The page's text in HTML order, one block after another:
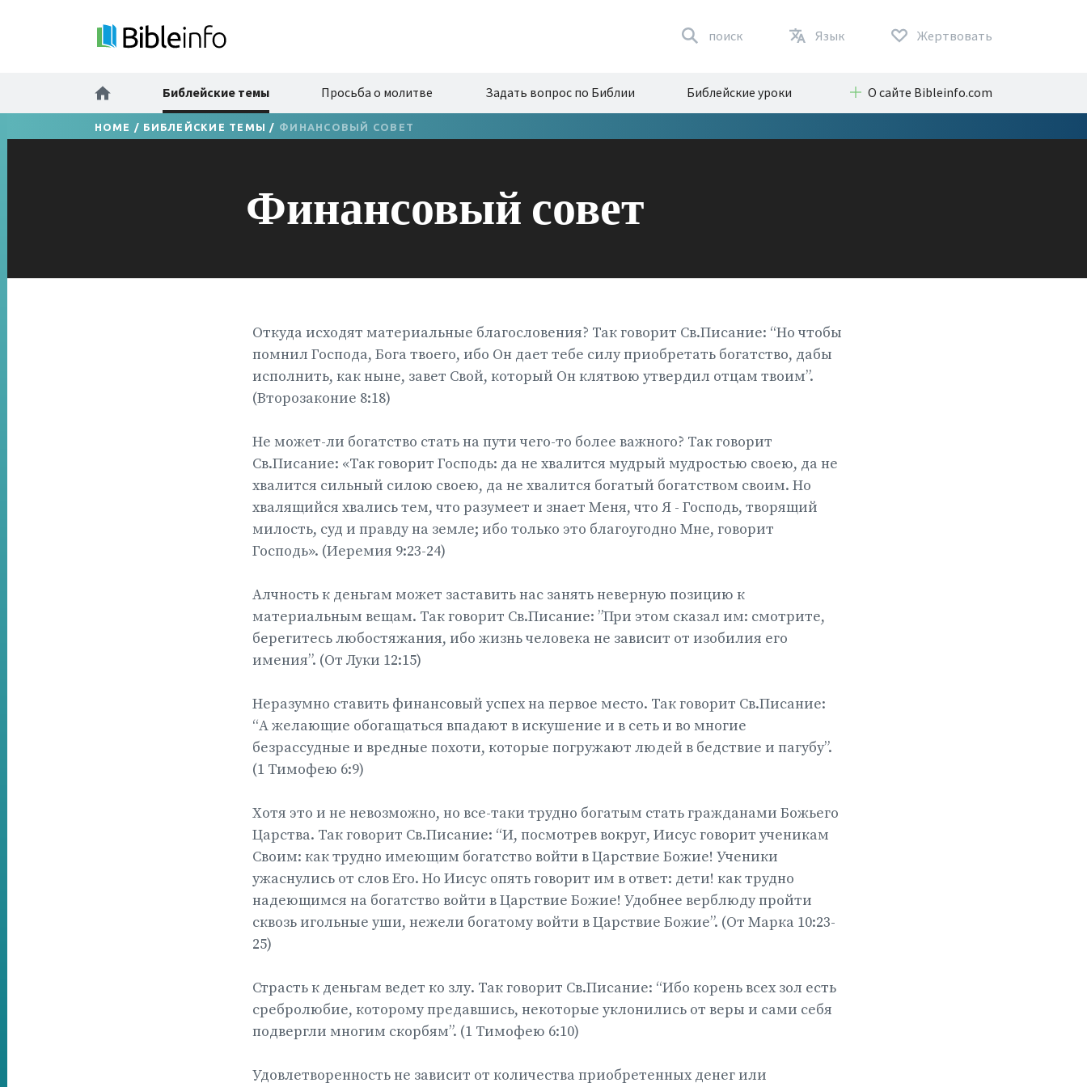
поиск Язык Жертвовать
Библейские темы Просьба о молитве Задать вопрос по Библии Библейские уроки О сайте Bibleinfo.com
HOME / БИБЛЕЙСКИЕ ТЕМЫ / ФИНАНСОВЫЙ СОВЕТ
Финансовый совет
Откуда исходят материальные благословения? Так говорит Св.Писание: “Но чтобы
помнил Господа, Бога твоего, ибо Он дает тебе силу приобретать богатство, дабы
исполнить, как ныне, завет Свой, который Он клятвою утвердил отцам твоим”.
(Второзаконие 8:18)
Не может-ли богатство стать на пути чего-то более важного? Так говорит
Св.Писание: «Так говорит Господь: да не хвалится мудрый мудростью своею, да не
хвалится сильный силою своею, да не хвалится богатый богатством своим. Но
хвалящийся хвались тем, что разумеет и знает Меня, что Я - Господь, творящий
милость, суд и правду на земле; ибо только это благоугодно Мне, говорит
Господь». (Иеремия 9:23-24)
Алчность к деньгам может заставить нас занять неверную позицию к
материальным вещам. Так говорит Св.Писание: ”При этом сказал им: смотрите,
берегитесь любостяжания, ибо жизнь человека не зависит от изобилия его
имения”. (От Луки 12:15)
Неразумно ставить финансовый успех на первое место. Так говорит Св.Писание:
“А желающие обогащаться впадают в искушение и в сеть и во многие
безрассудные и вредные похоти, которые погружают людей в бедствие и пагубу”.
(1 Тимофею 6:9)
Хотя это и не невозможно, но все-таки трудно богатым стать гражданами Божьего
Царства. Так говорит Св.Писание: “И, посмотрев вокруг, Иисус говорит ученикам
Своим: как трудно имеющим богатство войти в Царствие Божие! Ученики
ужаснулись от слов Его. Но Иисус опять говорит им в ответ: дети! как трудно
надеющимся на богатство войти в Царствие Божие! Удобнее верблюду пройти
сквозь игольные уши, нежели богатому войти в Царствие Божие”. (От Марка 10:23-
25)
Страсть к деньгам ведет ко злу. Так говорит Св.Писание: “Ибо корень всех зол есть
сребролюбие, которому предавшись, некоторые уклонились от веры и сами себя
подвергли многим скорбям”. (1 Тимофею 6:10)
Удовлетворенность не зависит от количества приобретенных денег или